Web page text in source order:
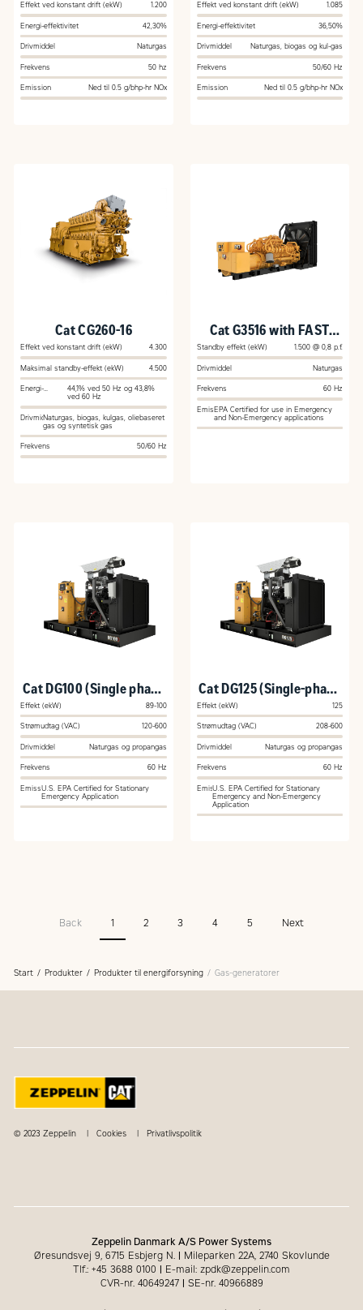
Effekt ved konstant drift (ekW) 1.200
Energi-effektivitet 42,30%
Drivmiddel Naturgas
Frekvens 50 hz
Emission Ned til 0.5 g/bhp-hr NOx
Effekt ved konstant drift (ekW) 1.085
Energi-effektivitet 36,50%
Drivmiddel Naturgas, biogas og kul-gas
Frekvens 50/60 Hz
Emission Ned til 0.5 g/bhp-hr NOx
Cat CG260-16
Effekt ved konstant drift (ekW) 4.300
Maksimal standby-effekt (ekW) 4.500
Energi-
44,1% ved 50 Hz og 43,8%
ved 60 Hz
DrivmiddelNaturgas, biogas, kulgas, oliebaseret
gas og syntetisk gas
Frekvens 50/60 Hz
Cat G3516 with FAST
RESPONSE
Standby effekt (ekW) 1.500 @ 0,8 p.f.
Drivmiddel Naturgas
Frekvens 60 Hz
EmissionEPA Certified for use in Emergency
and Non-Emergency applications
Cat DG100 (Single phase
and 3 phase)
Effekt (ekW) 89-100
Strømudtag (VAC) 120-600
Drivmiddel Naturgas og propangas
Frekvens 60 Hz
EmissionU.S. EPA Certified for Stationary
Emergency Application
Cat DG125 (Single-phase
and 3 phase)
Effekt (ekW) 125
Strømudtag (VAC) 208-600
Drivmiddel Naturgas og propangas
Frekvens 60 Hz
EmissionU.S. EPA Certified for Stationary
Emergency and Non-Emergency
Application
Back 1 2 3 4 5 Next
Start Produkter Produkter til energiforsyning Gas-generatorer
© 2023 Zeppelin Cookies Privatlivspolitik
Zeppelin Danmark A/S Power Systems
Øresundsvej 9, 6715 Esbjerg N. | Mileparken 22A, 2740 Skovlunde
Tlf.: +45 3688 0100 | E-mail: zpdk@zeppelin.com
CVR-nr. 40649247 | SE-nr. 40966889